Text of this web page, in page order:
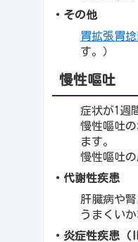
・その他
胃拡張胃
す。）
慢性嘔吐
症状が1週
慢性嘔吐
ます。
慢性嘔吐
・代謝性疾患
肝臓病や
うまくい
・炎症性疾患（